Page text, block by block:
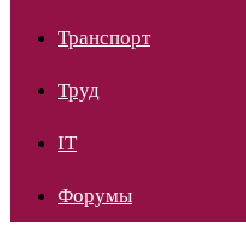
Транспорт
Труд
IT
Форумы